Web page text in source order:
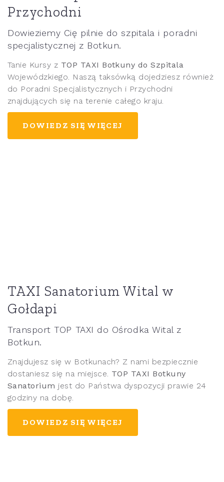
Przychodni
Dowieziemy Cię pilnie do szpitala i poradni
specjalistycznej z Botkun.
Tanie Kursy z TOP TAXI Botkuny do Szpitala
Wojewódzkiego. Naszą taksówką dojedziesz również
do Poradni Specjalistycznych i Przychodni
znajdujących się na terenie całego kraju.
DOWIEDZ SIĘ WIĘCEJ
TAXI Sanatorium Wital w
Gołdapi
Transport TOP TAXI do Ośrodka Wital z
Botkun.
Znajdujesz się w Botkunach? Z nami bezpiecznie
dostaniesz się na miejsce. TOP TAXI Botkuny
Sanatorium jest do Państwa dyspozycji prawie 24
godziny na dobę.
DOWIEDZ SIĘ WIĘCEJ